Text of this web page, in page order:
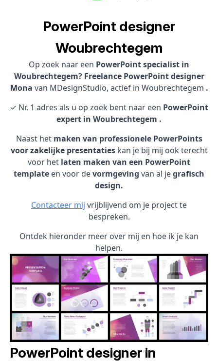
PowerPoint designer
Woubrechtegem
Op zoek naar een PowerPoint specialist in
Woubrechtegem? Freelance PowerPoint designer
Mona van MDesignStudio, actief in Woubrechtegem .
✓ Nr. 1 adres als u op zoek bent naar een PowerPoint
expert in Woubrechtegem .
Naast het maken van professionele PowerPoints
voor zakelijke presentatieskan je bij mij ook terecht
voor het laten maken van een PowerPoint
template en voor devormgeving van al jegrafisch
design.
Contacteer mij vrijblijvend om je project te
bespreken.
Ontdek hieronder meer over mij en hoe ik je kan
helpen.
PowerPoint designer in